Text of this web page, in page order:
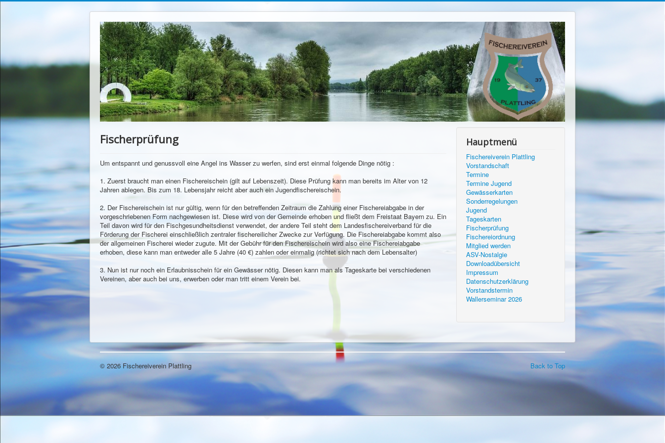
Fischerprüfung
Um entspannt und genussvoll eine Angel ins Wasser zu werfen, sind erst einmal folgende Dinge nötig :
1. Zuerst braucht man einen Fischereischein (gilt auf Lebenszeit). Diese Prüfung kann man bereits im Alter von 12
Jahren ablegen. Bis zum 18. Lebensjahr reicht aber auch ein Jugendfischereischein.
2. Der Fischereischein ist nur gültig, wenn für den betreffenden Zeitraum die Zahlung einer Fischereiabgabe in der
vorgeschriebenen Form nachgewiesen ist. Diese wird von der Gemeinde erhoben und fließt dem Freistaat Bayern zu. Ein
Teil davon wird für den Fischgesundheitsdienst verwendet, der andere Teil steht dem Landesfischereiverband für die
Förderung der Fischerei einschließlich zentraler fischereilicher Zwecke zur Verfügung. Die Fischereiabgabe kommt also
der allgemeinen Fischerei wieder zugute. Mit der Gebühr für den Fischereischein wird also eine Fischereiabgabe
erhoben, diese kann man entweder alle 5 Jahre (40 €) zahlen oder einmalig (richtet sich nach dem Lebensalter)
3. Nun ist nur noch ein Erlaubnisschein für ein Gewässer nötig. Diesen kann man als Tageskarte bei verschiedenen
Vereinen, aber auch bei uns, erwerben oder man tritt einem Verein bei.
Hauptmenü
Fischereiverein Plattling
Vorstandschaft
Termine
Termine Jugend
Gewässerkarten
Sonderregelungen
Jugend
Tageskarten
Fischerprüfung
Fischereiordnung
Mitglied werden
ASV-Nostalgie
Downloadübersicht
Impressum
Datenschutzerklärung
Vorstandstermin
Wallerseminar 2026
Back to Top
© 2026 Fischereiverein Plattling